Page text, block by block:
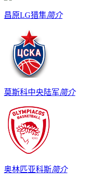
昌原LG猎隼简介
莫斯科中央陆军简介
奥林匹亚科斯简介